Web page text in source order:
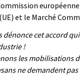
et le Marché
dénonce cet accord
!
les mobilisations
ne demandent